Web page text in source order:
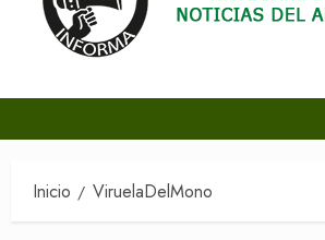
Inicio ViruelaDelMono